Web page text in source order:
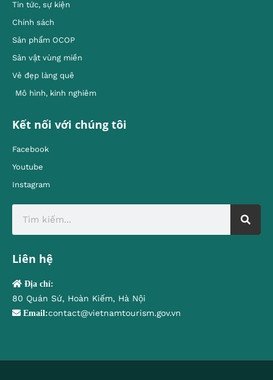
Tin tức, sự kiện
Chính sách
Sản phẩm OCOP
Sản vật vùng miền
Vẻ đẹp làng quê
Mô hình, kinh nghiêm
Kết nối với chúng tôi
Facebook
Youtube
Instagram
Liên hệ
Địa chỉ:
80 Quán Sứ, Hoàn Kiếm, Hà Nội
Email:contact@vietnamtourism.gov.vn